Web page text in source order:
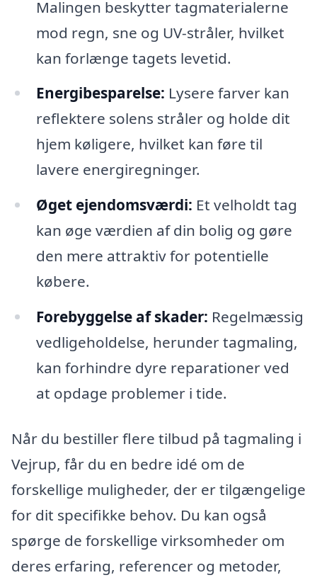
Malingen beskytter tagmaterialerne
mod regn, sne og UV-stråler, hvilket
kan forlænge tagets levetid.
Energibesparelse: Lysere farver kan
reflektere solens stråler og holde dit
hjem køligere, hvilket kan føre til
lavere energiregninger.
Øget ejendomsværdi: Et velholdt tag
kan øge værdien af din bolig og gøre
den mere attraktiv for potentielle
købere.
Forebyggelse af skader: Regelmæssig
vedligeholdelse, herunder tagmaling,
kan forhindre dyre reparationer ved
at opdage problemer i tide.
Når du bestiller flere tilbud på tagmaling i
Vejrup, får du en bedre idé om de
forskellige muligheder, der er tilgængelige
for dit specifikke behov. Du kan også
spørge de forskellige virksomheder om
deres erfaring, referencer og metoder,